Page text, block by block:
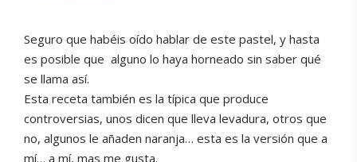
Seguro que habéis oído hablar de este pastel, y hasta
es posible que alguno lo haya horneado sin saber qué
se llama así.
Esta receta también es la típica que produce
controversias, unos dicen que lleva levadura, otros que
no, algunos le añaden naranja… esta es la versión que a
mí… a mí, mas me gusta.